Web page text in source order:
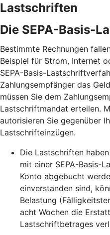
Lastschriften
Die SEPA-Basis-
Bestimmte Rechnungen
Beispiel für Strom, Internet
SEPA-Basis-
Zahlungsempfänger das
müssen Sie dem
Lastschriftmandat erteilen.
autorisieren Sie gegenüber
Lastschrifteinzügen.
Die Lastschriften
mit einer SEPA-Basis-
Konto abgebucht
einverstanden sind,
Belastung
acht Wochen die
Lastschriftbetrages